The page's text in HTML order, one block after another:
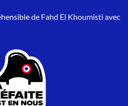
de Fahd El Khoumisti avec